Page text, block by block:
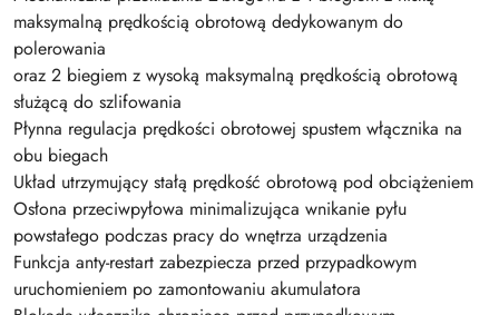
maksymalną prędkością obrotową dedykowanym do
polerowania
oraz 2 biegiem z wysoką maksymalną prędkością obrotową
służącą do szlifowania
Płynna regulacja prędkości obrotowej spustem włącznika na
obu biegach
Układ utrzymujący stałą prędkość obrotową pod obciążeniem
Osłona przeciwpyłowa minimalizująca wnikanie pyłu
powstałego podczas pracy do wnętrza urządzenia
Funkcja anty-restart zabezpiecza przed przypadkowym
uruchomieniem po zamontowaniu akumulatora